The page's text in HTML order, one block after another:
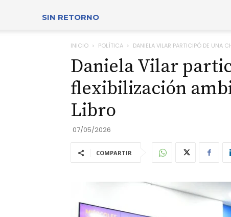
SIN RETORNO
INICIO POLÍTICA DANIELA VILAR PARTICIPÓ DE UNA
Daniela Vilar
flexibilización
Libro
07/05/2026
COMPARTIR